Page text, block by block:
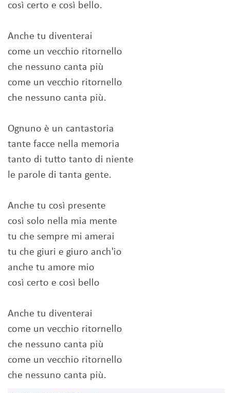
così certo e così bello.
Anche tu diventerai
come un vecchio ritornello
che nessuno canta più
come un vecchio ritornello
che nessuno canta più.
Ognuno è un cantastoria
tante facce nella memoria
tanto di tutto tanto di niente
le parole di tanta gente.
Anche tu così presente
così solo nella mia mente
tu che sempre mi amerai
tu che giuri e giuro anch'io
anche tu amore mio
così certo e così bello
Anche tu diventerai
come un vecchio ritornello
che nessuno canta più
come un vecchio ritornello
che nessuno canta più.